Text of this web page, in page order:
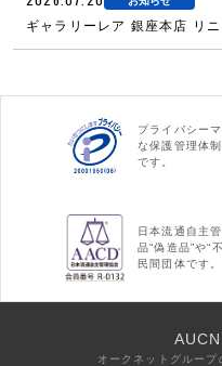
ギャラリーレア 銀座本店 リ
プライバシー
な保護管理体
です。
日本流通自主
品“偽造品”や“
民間団体です。
オークネットグルー